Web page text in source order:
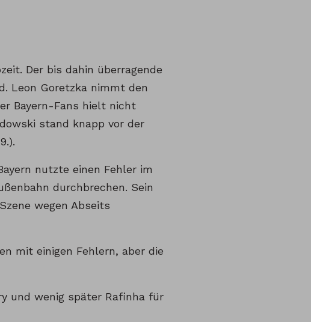
Der bis dahin überragende
Leon Goretzka nimmt den
Bayern-Fans hielt nicht
stand knapp vor der
nutzte einen Fehler im
durchbrechen. Sein
wegen Abseits
mit einigen Fehlern, aber die
und wenig später Rafinha für